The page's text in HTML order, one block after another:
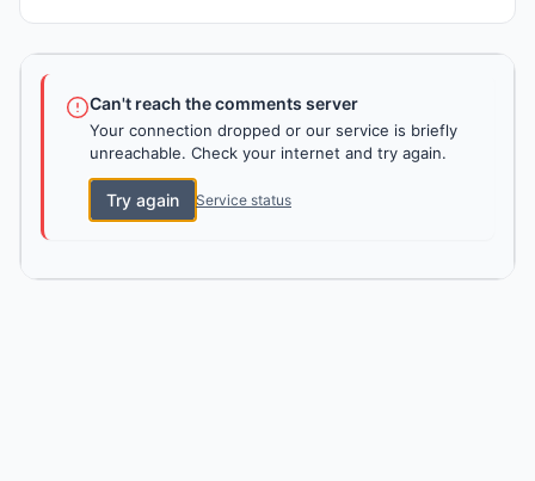
Can't reach the comments server
Your connection dropped or our service is briefly
unreachable. Check your internet and try again.
Try again Service status